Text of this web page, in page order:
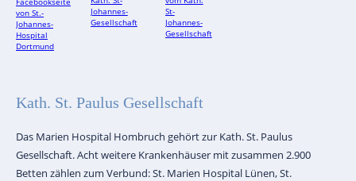
Kath. St. Paulus Gesellschaft
Das Marien Hospital Hombruch gehört zur Kath. St. Paulus
Gesellschaft. Acht weitere Krankenhäuser mit zusammen 2.900
Betten zählen zum Verbund: St. Marien Hospital Lünen, St.